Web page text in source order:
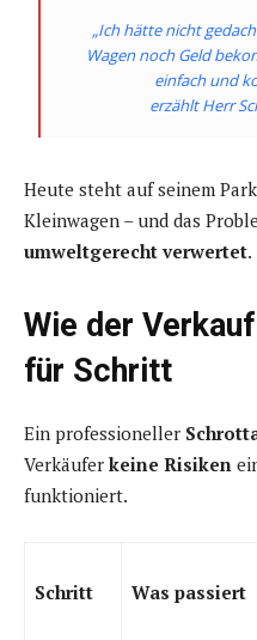
„Ich hätte nicht
Wagen noch Geld
einfach und
erzählt Herr
Heute steht auf seinem
Kleinwagen – und das
umweltgerecht verwertet.
Wie der
für Schritt
Ein professioneller
Verkäufer keine Risiken
funktioniert.
Schritt Was passiert